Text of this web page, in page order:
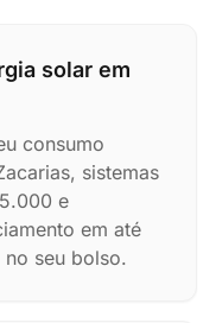
solar em
consumo
sistemas
e
em até
seu bolso.